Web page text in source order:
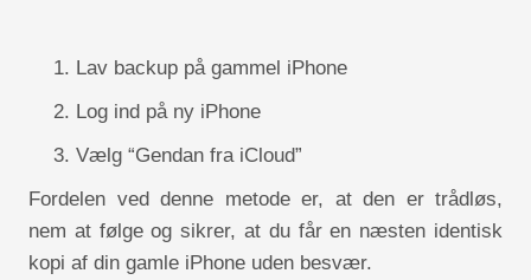
Lav backup på gammel iPhone
Log ind på ny iPhone
Vælg “Gendan fra iCloud”
Fordelen ved denne metode er, at den er trådløs,
nem at følge og sikrer, at du får en næsten identisk
kopi af din gamle iPhone uden besvær.